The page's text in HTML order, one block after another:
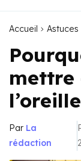
Accueil Astuces
mettre
Par La
rédaction